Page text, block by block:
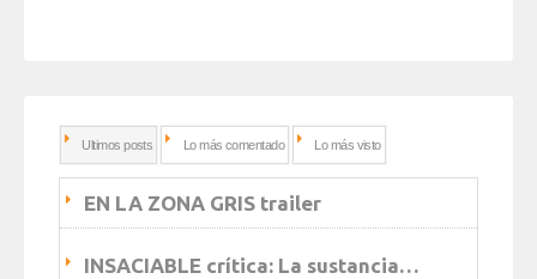
Ultimos posts Lo más comentado Lo más visto
EN LA ZONA GRIS trailer
INSACIABLE crítica: La sustancia…